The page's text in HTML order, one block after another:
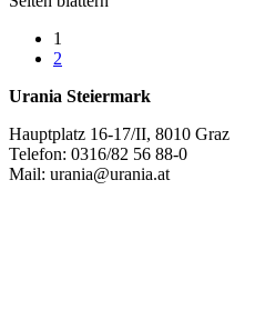
1
2
Urania Steiermark
Hauptplatz 16-17/II, 8010 Graz
Telefon: 0316/82 56 88-0
Mail: urania@urania.at